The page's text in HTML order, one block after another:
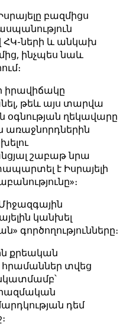
բազմիցս
ՀԿ-ների և անկախ
ինչպես նաև
իրավիճակը
թեև այս տարվա
օգնության ղեկավարը
առաջնորդներին
շաբաթ նրա
է Իսրայելի
կանխել
գործողությունները։
քրեական
տվեց
դեմ